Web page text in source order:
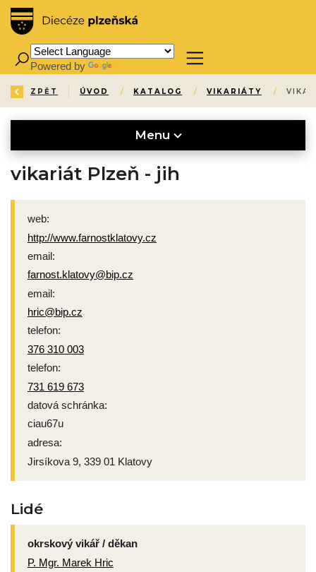
Powered by
ZPĚT ÚVOD / KATALOG / VIKARIÁTY /
Menu
vikariát Plzeň - jih
web:
http://www.farnostklatovy.cz
email:
farnost.klatovy@bip.cz
email:
hric@bip.cz
telefon:
376 310 003
telefon:
731 619 673
datová schránka:
ciau67u
adresa:
Jirsíkova 9, 339 01 Klatovy
Lidé
okrskový vikář / děkan
P. Mgr. Marek Hric